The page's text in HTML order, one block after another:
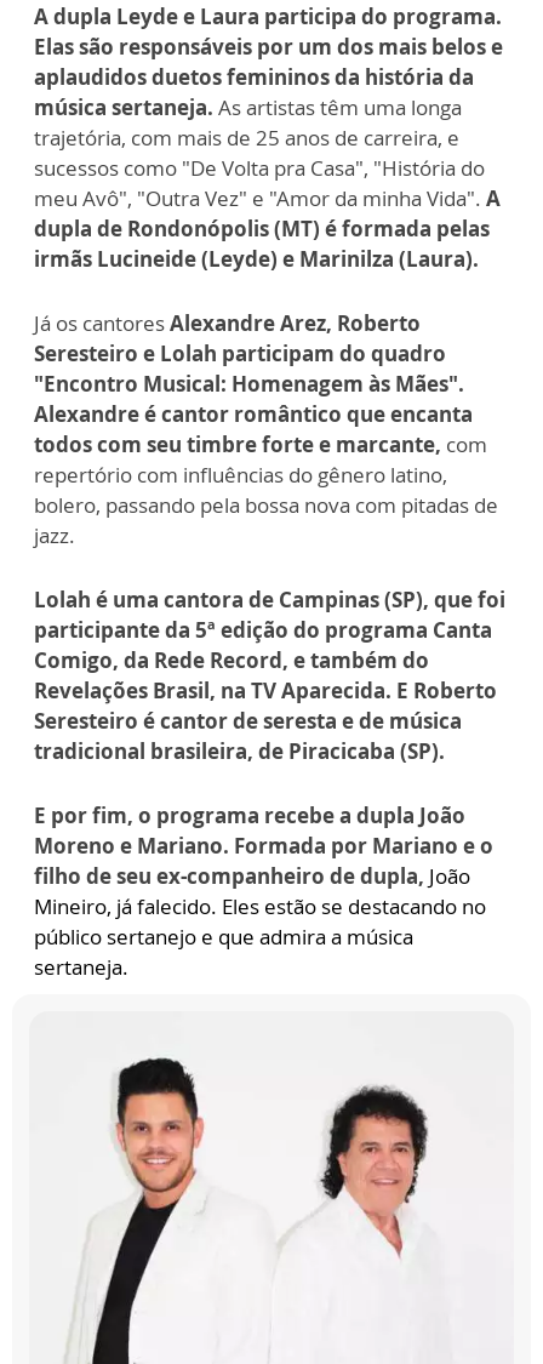
A dupla Leyde e Laura participa do programa.
Elas são responsáveis por um dos mais belos e
aplaudidos duetos femininos da história da
música sertaneja. As artistas têm uma longa
trajetória, com mais de 25 anos de carreira, e
sucessos como "De Volta pra Casa", "História do
meu Avô", "Outra Vez" e "Amor da minha Vida". A
dupla de Rondonópolis (MT) é formada pelas
irmãs Lucineide (Leyde) e Marinilza (Laura).
Já os cantoresAlexandre Arez, Roberto
Seresteiro e Lolah participam do quadro
"Encontro Musical: Homenagem às Mães".
Alexandre é cantor romântico que encanta
todos com seu timbre forte e marcante, com
repertório com influências do gênero latino,
bolero, passando pela bossa nova com pitadas de
jazz.
Lolah é uma cantora de Campinas (SP), que foi
participante da 5ª edição do programa Canta
Comigo, da Rede Record, e também do
Revelações Brasil, na TV Aparecida. E Roberto
Seresteiro é cantor de seresta e de música
tradicional brasileira, de Piracicaba (SP).
E por fim, o programa recebe a dupla João
Moreno e Mariano. Formada por Mariano e o
filho de seu ex-companheiro de dupla, João
Mineiro, já falecido. Eles estão se destacando no
público sertanejo e que admira a música
sertaneja.